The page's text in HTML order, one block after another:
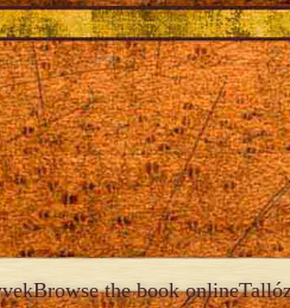
Browse the book online